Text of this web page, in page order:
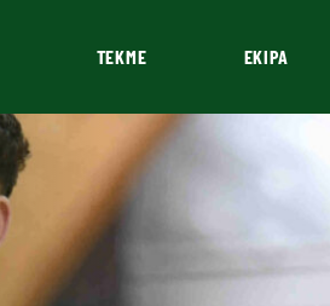
TEKME EKIPA